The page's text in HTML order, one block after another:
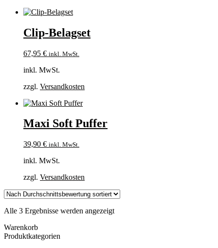
Clip-Belagset
67,95 € inkl. MwSt.
inkl. MwSt.
zzgl. Versandkosten
Maxi Soft Puffer
39,90 € inkl. MwSt.
inkl. MwSt.
zzgl. Versandkosten
Alle 3 Ergebnisse werden angezeigtNach
Warenkorb
Produktkategorien